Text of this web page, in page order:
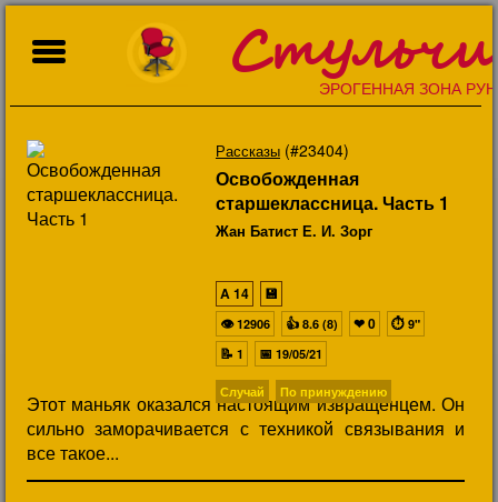
ЭРОГЕННАЯ ЗОНА
Рассказы (#23404)
Освобожденная
старшеклассница. Часть 1
Жан Батист Е. И. Зорг
Этот маньяк оказался настоящим извращенцем. Он
сильно заморачивается с техникой связывания и
все такое...
A14
💾
👁12906 👍 8.6 (8) ❤0 ⏱ 9"
📝 1 📅 19/05/21
Случай По принуждению